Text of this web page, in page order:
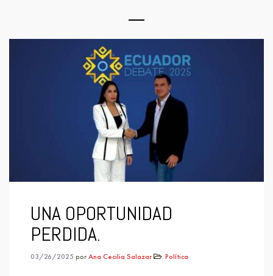
UNA OPORTUNIDAD
PERDIDA.
03/26/2025 por Ana Cecilia Salazar Política